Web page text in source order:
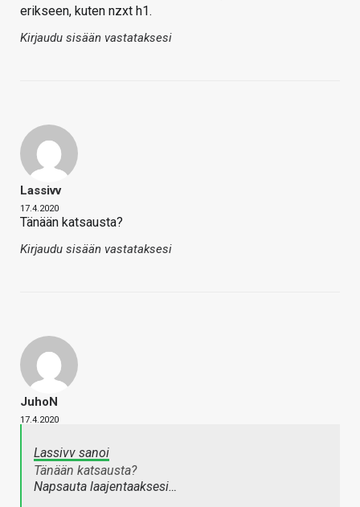
erikseen, kuten nzxt h1.
Kirjaudu sisään vastataksesi
Lassivv
17.4.2020
Tänään katsausta?
Kirjaudu sisään vastataksesi
JuhoN
17.4.2020
Lassivv sanoi
Tänään katsausta?
Napsauta laajentaaksesi…